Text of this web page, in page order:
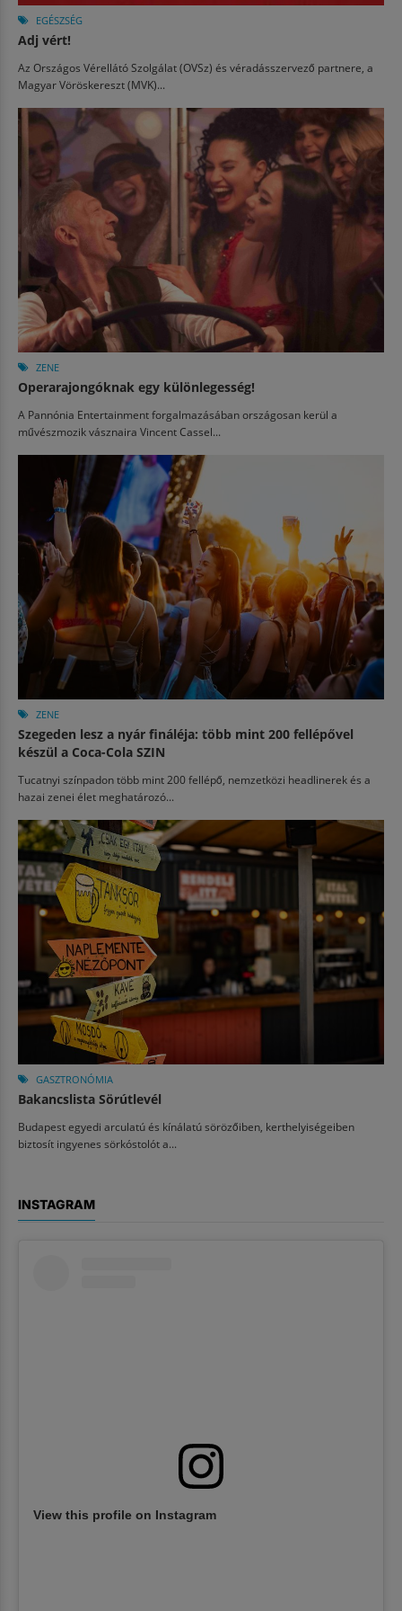
EGÉSZSÉG
Adj vért!
Az Országos Vérellátó Szolgálat (OVSz) és véradásszervező partnere, a
Magyar Vöröskereszt (MVK)...
ZENE
Operarajongóknak egy különlegesség!
A Pannónia Entertainment forgalmazásában országosan kerül a
művészmozik vásznaira Vincent Cassel...
ZENE
Szegeden lesz a nyár fináléja: több mint 200 fellépővel
készül a Coca-Cola SZIN
Tucatnyi színpadon több mint 200 fellépő, nemzetközi headlinerek és a
hazai zenei élet meghatározó...
GASZTRONÓMIA
Bakancslista Sörútlevél
Budapest egyedi arculatú és kínálatú sörözőiben, kerthelyiségeiben
biztosít ingyenes sörkóstolót a...
INSTAGRAM
View this profile on Instagram